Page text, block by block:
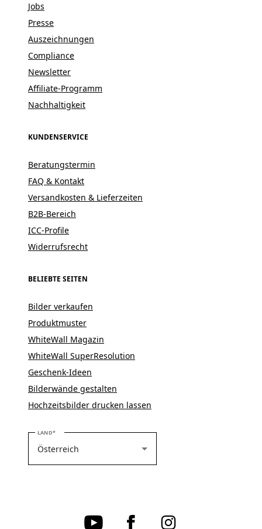
Jobs
Presse
Auszeichnungen
Compliance
Newsletter
Affiliate-Programm
Nachhaltigkeit
KUNDENSERVICE
Beratungstermin
FAQ & Kontakt
Versandkosten & Lieferzeiten
B2B-Bereich
ICC-Profile
Widerrufsrecht
BELIEBTE SEITEN
Bilder verkaufen
Produktmuster
WhiteWall Magazin
WhiteWall SuperResolution
Geschenk-Ideen
Bilderwände gestalten
Hochzeitsbilder drucken lassen
LANDBITTE WÄHLEN SIE IHR LAND